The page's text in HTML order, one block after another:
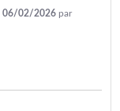
06/02/2026 par